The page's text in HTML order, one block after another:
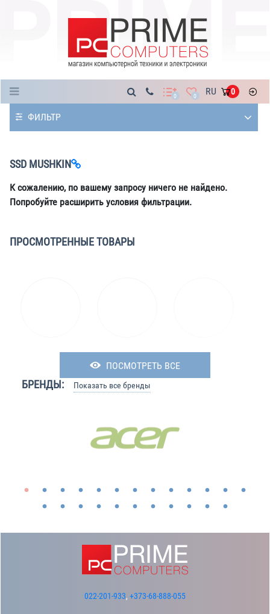
0 0 RU 0
ФИЛЬТР
SSD MUSHKIN
К сожалению, по вашему запросу ничего не найдено.
Попробуйте расширить условия фильтрации.
ПРОСМОТРЕННЫЕ ТОВАРЫ
ПОСМОТРЕТЬ ВСЕ
БРЕНДЫ: Показать все бренды
022-201-933, +373-68-888-055